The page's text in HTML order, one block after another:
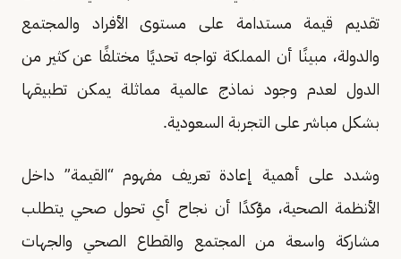
تقديم قيمة مستدامة على مستوى الأفراد والمجتمع
والدولة، مبينًا أن المملكة تواجه تحديًا مختلفًا عن كثير من
الدول لعدم وجود نماذج عالمية مماثلة يمكن تطبيقها
بشكل مباشر على التجربة السعودية.
وشدد على أهمية إعادة تعريف مفهوم “القيمة” داخل
الأنظمة الصحية، مؤكدًا أن نجاح أي تحول صحي يتطلب
مشاركة واسعة من المجتمع والقطاع الصحي والجهات